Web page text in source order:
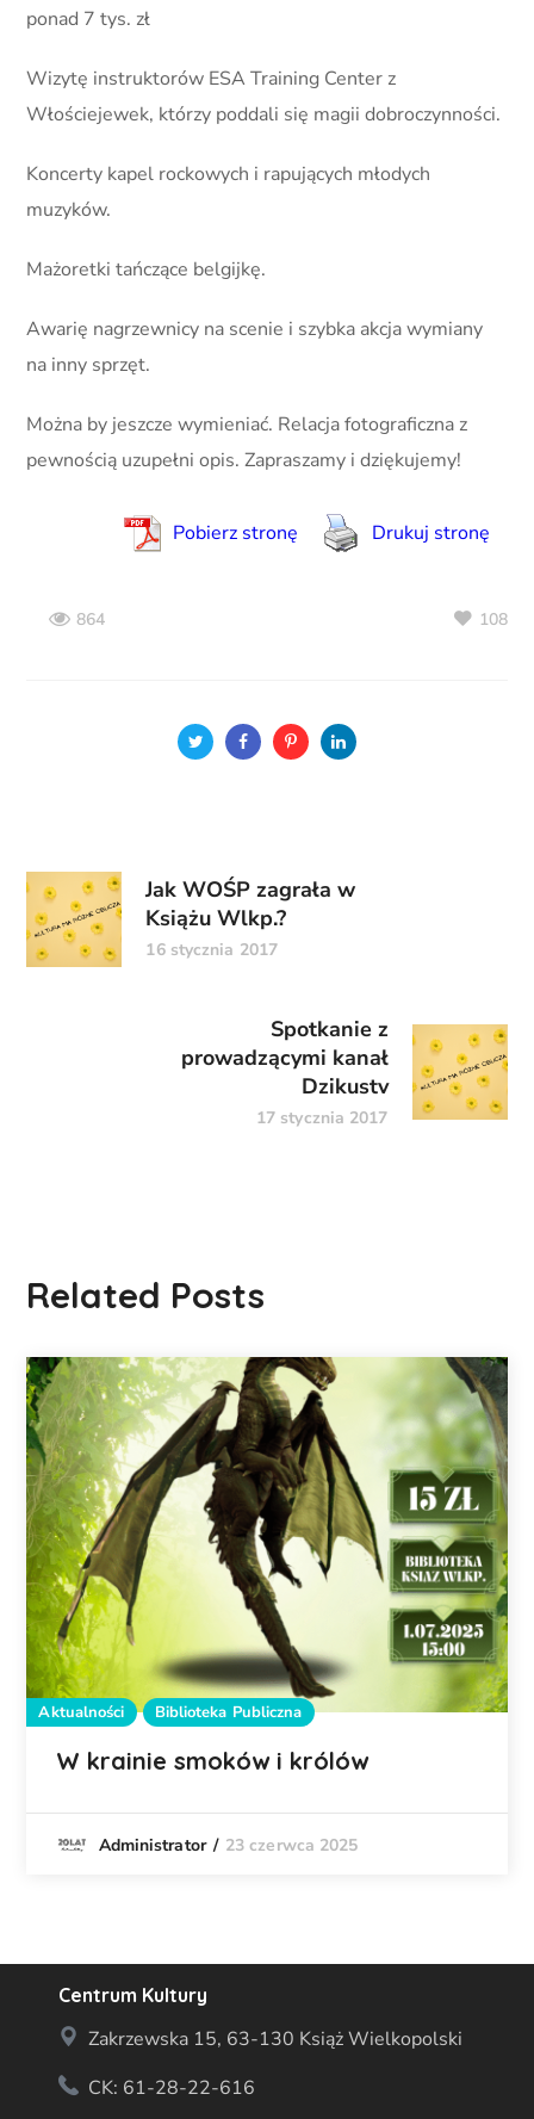
ponad 7 tys. zł
Wizytę instruktorów ESA Training Center z
Włościejewek, którzy poddali się magii dobroczynności.
Koncerty kapel rockowych i rapujących młodych
muzyków.
Mażoretki tańczące belgijkę.
Awarię nagrzewnicy na scenie i szybka akcja wymiany
na inny sprzęt.
Można by jeszcze wymieniać. Relacja fotograficzna z
pewnością uzupełni opis. Zapraszamy i dziękujemy!
Pobierz stronę Drukuj stronę
864 108
Jak WOŚP zagrała w
Książu Wlkp.?
16 stycznia 2017
Spotkanie z
prowadzącymi kanał
Dzikustv
17 stycznia 2017
Related Posts
Aktualności Biblioteka Publiczna
W krainie smoków i królów
Administrator 23 czerwca 2025
Centrum Kultury
Zakrzewska 15, 63-130 Książ Wielkopolski
CK: 61-28-22-616